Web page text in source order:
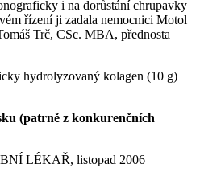
i na dorůstání chrupavky
řízení ji zadala nemocnici Motol
Trč, CSc. MBA, přednosta
hydrolyzovaný kolagen (10 g)
(patrně z konkurenčních
LÉKAŘ, listopad 2006